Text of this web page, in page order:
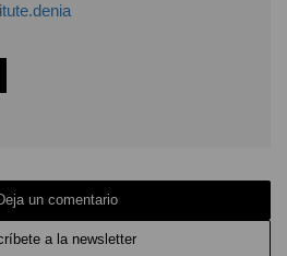
un comentario
a la newsletter